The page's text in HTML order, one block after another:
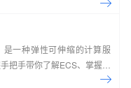
一种弹性可伸缩的计算服
把手带你了解ECS、掌握基
管理等。了解产品详